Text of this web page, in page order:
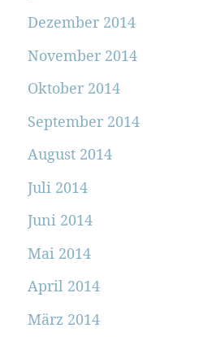
Dezember 2014
November 2014
Oktober 2014
September 2014
August 2014
Juli 2014
Juni 2014
Mai 2014
April 2014
März 2014